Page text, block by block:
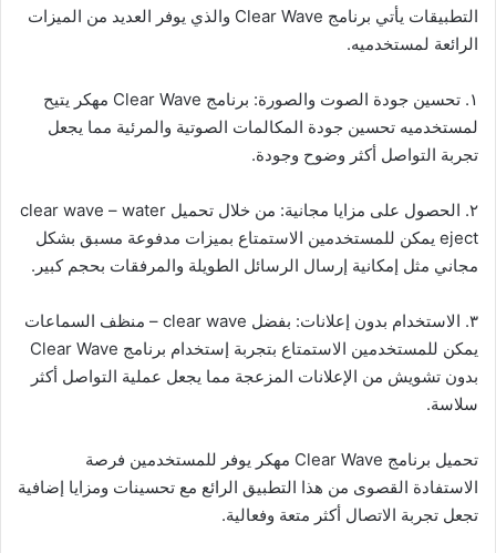
التطبيقات يأتي برنامج Clear Wave والذي يوفر العديد من الميزات
الرائعة لمستخدميه.
١. تحسين جودة الصوت والصورة: برنامج Clear Wave مهكر يتيح
لمستخدميه تحسين جودة المكالمات الصوتية والمرئية مما يجعل
تجربة التواصل أكثر وضوح وجودة.
٢. الحصول على مزايا مجانية: من خلال تحميل clear wave – water
eject يمكن للمستخدمين الاستمتاع بميزات مدفوعة مسبق بشكل
مجاني مثل إمكانية إرسال الرسائل الطويلة والمرفقات بحجم كبير.
٣. الاستخدام بدون إعلانات: بفضل clear wave – منظف السماعات
يمكن للمستخدمين الاستمتاع بتجربة إستخدام برنامج Clear Wave
بدون تشويش من الإعلانات المزعجة مما يجعل عملية التواصل أكثر
سلاسة.
تحميل برنامج Clear Wave مهكر يوفر للمستخدمين فرصة
الاستفادة القصوى من هذا التطبيق الرائع مع تحسينات ومزايا إضافية
تجعل تجربة الاتصال أكثر متعة وفعالية.